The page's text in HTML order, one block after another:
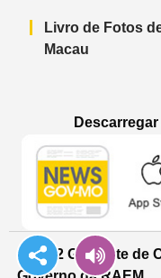
Livro de Fotos
Macau
© 2022 Gabinete de